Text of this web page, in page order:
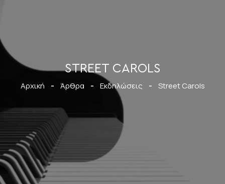
STREET CAROLS
Αρχική - Άρθρα - Εκδηλώσεις - Street Carols